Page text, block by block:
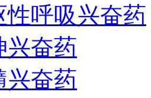
性呼吸兴奋药
兴奋药
兴奋药